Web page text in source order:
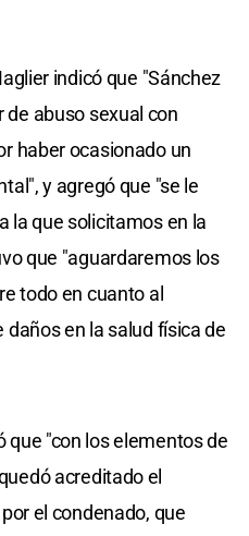
indicó que "Sánchez
abuso sexual con
haber ocasionado un
y agregó que "se le
la que solicitamos en la
que "aguardaremos los
todo en cuanto al
en la salud física de
"con los elementos de
acreditado el
el condenado, que